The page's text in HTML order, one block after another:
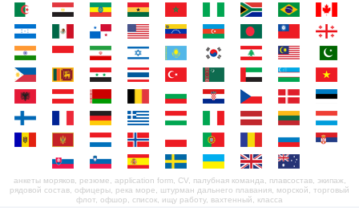
анкеты моряков, резюме, application form, CV, палубная команда, плавсостав, экипаж,
рядовой состав, офицеры, река море, штурман дальнего плавания, морской, торговый
флот, офшор, список, ищу работу, вахтенный, класса